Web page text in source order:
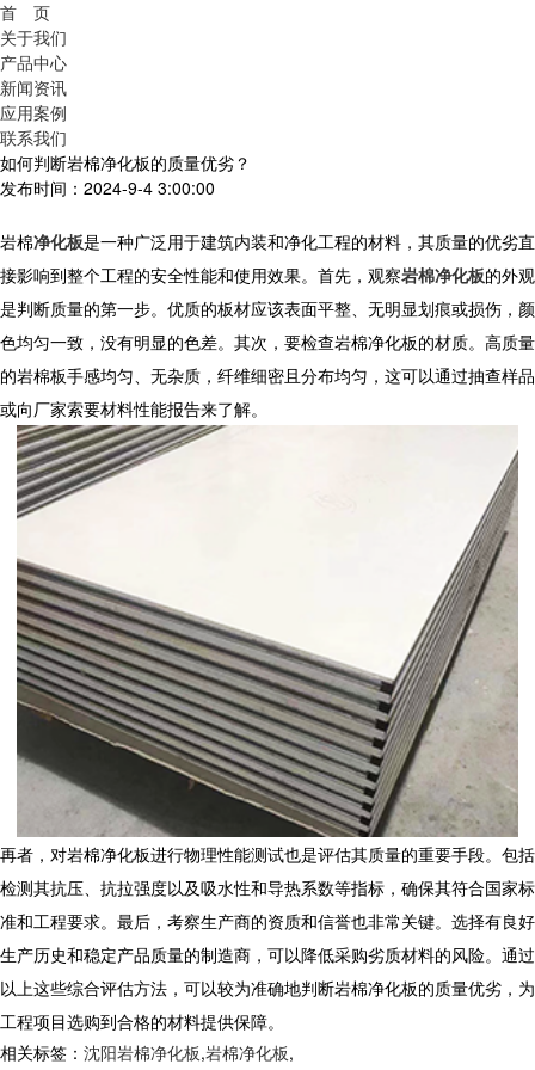
首 页
关于我们
产品中心
新闻资讯
应用案例
联系我们
如何判断岩棉净化板的质量优劣？
发布时间：2024-9-4 3:00:00
岩棉净化板是一种广泛用于建筑内装和净化工程的材料，其质量的优劣直
接影响到整个工程的安全性能和使用效果。首先，观察岩棉净化板的外观
是判断质量的第一步。优质的板材应该表面平整、无明显划痕或损伤，颜
色均匀一致，没有明显的色差。其次，要检查岩棉净化板的材质。高质量
的岩棉板手感均匀、无杂质，纤维细密且分布均匀，这可以通过抽查样品
或向厂家索要材料性能报告来了解。
再者，对岩棉净化板进行物理性能测试也是评估其质量的重要手段。包括
检测其抗压、抗拉强度以及吸水性和导热系数等指标，确保其符合国家标
准和工程要求。最后，考察生产商的资质和信誉也非常关键。选择有良好
生产历史和稳定产品质量的制造商，可以降低采购劣质材料的风险。通过
以上这些综合评估方法，可以较为准确地判断岩棉净化板的质量优劣，为
工程项目选购到合格的材料提供保障。
相关标签： 沈阳岩棉净化板,岩棉净化板,